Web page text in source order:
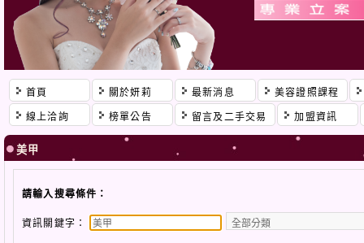
首頁 關於妍莉 最新消息 美容證照課程
線上洽詢 榜單公告 留言及二手交易 加盟資訊
美甲
請輸入搜尋條件：
資訊關鍵字：